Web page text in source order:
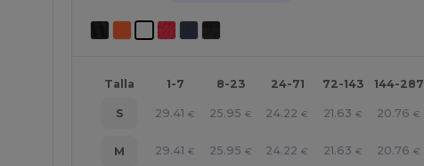
Talla 1-7 8-23 24-71 72-143 144-287
S 29.41 € 25.95 € 24.22 € 21.63 € 20.76 €
M 29.41 € 25.95 € 24.22 € 21.63 € 20.76 €